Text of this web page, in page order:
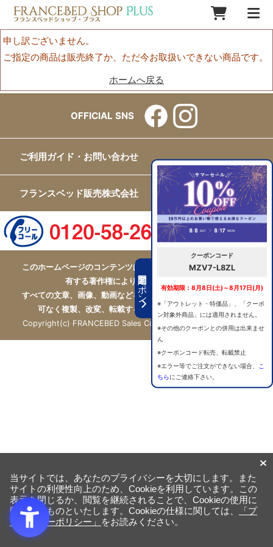
期間限定クーポン
クーポンコード
MZV7-L8ZL
有効期限：8月8日(土)～8月17日(月)
※「アウトレット・特価品」、「クーポ
ン対象外商品」には適用されません。
※その他のクーポンとの併用は出来ませ
ん
※クーポンコード転売、転載禁止
※エラー等でご注文ができない場合、
こ
ちらにご連絡下さい。
申し訳ございません。
ご指定の商品は販売終了か、ただ今お取扱いできない商品です。
ホームへ戻る
OFFICIAL SNS
ご利用ガイド・お問い合わせ
フランスベッド販売株式会社
このホームページのコンテンツはフランスベッド販売株式会社が
有する著作権により保護されています。
すべての文章、画像、動画などを、私的利用の範囲を超えて、許
可なく複製、改変、転載することは禁じられています。
Copyright(c) FRANCEBED Sales Co., ltd. All Rights Reserved.
当サイトでは、あなたのプライバシーを大切にします。また
サイトの利便性向上のため、Cookieを利用しています。この
表示を閉じるか、閲覧を継続されることで、Cookieの使用に
同意するものといたします。Cookieの仕様に関しては、
「プ
ライバシーポリシー」
をお読みください。